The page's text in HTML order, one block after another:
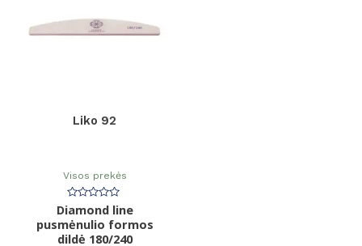
Liko 92
Visos prekės
Įvertinimas:
0
iš
5
Diamond line
pusmėnulio formos
dildė 180/240